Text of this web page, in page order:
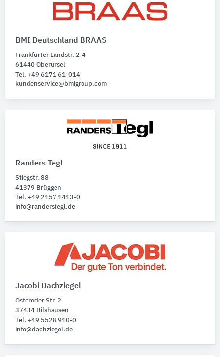
BMI Deutschland BRAAS
Frankfurter Landstr. 2-4
61440 Oberursel
Tel. +49 6171 61-014
kundenservice@bmigroup.com
Randers Tegl
Stiegstr. 88
41379 Brüggen
Tel. +49 2157 1413-0
info@randerstegl.de
Jacobi Dachziegel
Osteroder Str. 2
37434 Bilshausen
Tel. +49 5528 910-0
info@dachziegel.de